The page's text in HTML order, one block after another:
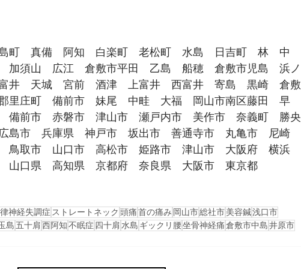
町　真備　阿知　白楽町　老松町　水島　日吉町　林　中
加須山　広江　倉敷市平田　乙島　船穂　倉敷市児島　浜ノ
井　天城　宮前　酒津　上富井　西富井　寄島　黒崎　倉敷
里庄町　備前市　妹尾　中畦　大福　岡山市南区藤田　早
備前市　赤磐市　津山市　瀬戸内市　美作市　奈義町　勝央
島市　兵庫県　神戸市　坂出市　善通寺市　丸亀市　尼崎
鳥取市　山口市　高松市　姫路市　津山市　大阪府　横浜
山口県　高知県　京都府　奈良県　大阪市　東京都
神経失調症 ストレートネック 頭痛首の痛み 岡山市総社市美容鍼浅口市
島 五十肩西阿知不眠症 四十肩 水島 ギックリ腰坐骨神経痛倉敷市中島井原市